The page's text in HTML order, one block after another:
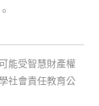
能受智慧財產權
社會責任教育公